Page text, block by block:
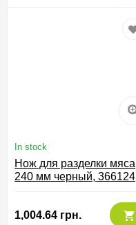
In stock
Нож для разделки мяса
240 мм черный, 366124
1,004.64 грн.